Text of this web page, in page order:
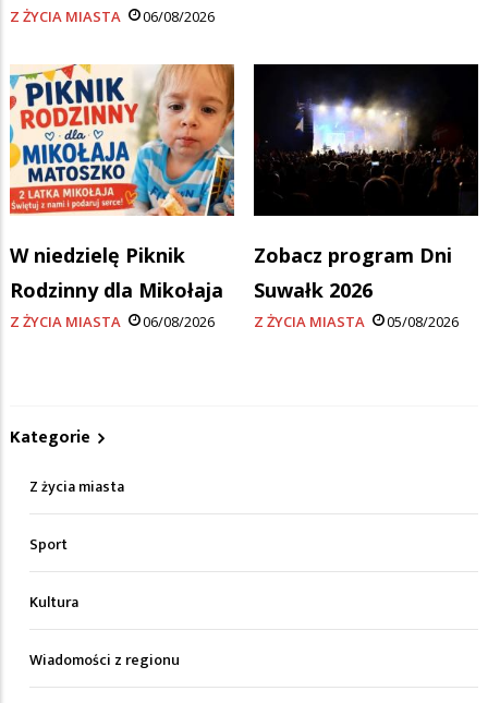
Z ŻYCIA MIASTA 06/08/2026
W niedzielę Piknik
Rodzinny dla Mikołaja
Z ŻYCIA MIASTA 06/08/2026
Zobacz program Dni
Suwałk 2026
Z ŻYCIA MIASTA 05/08/2026
Kategorie
Z życia miasta
Sport
Kultura
Wiadomości z regionu